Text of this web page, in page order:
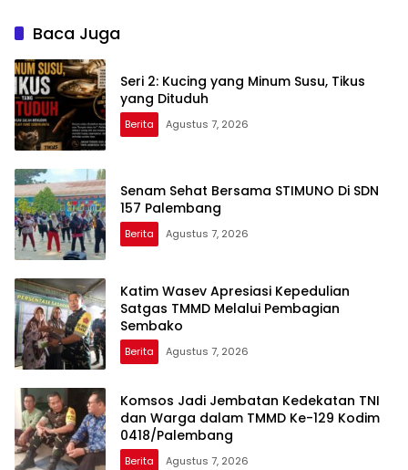
Baca Juga
Seri 2: Kucing yang Minum Susu, Tikus
yang Dituduh
Berita Agustus 7, 2026
Senam Sehat Bersama STIMUNO Di SDN
157 Palembang
Berita Agustus 7, 2026
Katim Wasev Apresiasi Kepedulian
Satgas TMMD Melalui Pembagian
Sembako
Berita Agustus 7, 2026
Komsos Jadi Jembatan Kedekatan TNI
dan Warga dalam TMMD Ke-129 Kodim
0418/Palembang
Berita Agustus 7, 2026